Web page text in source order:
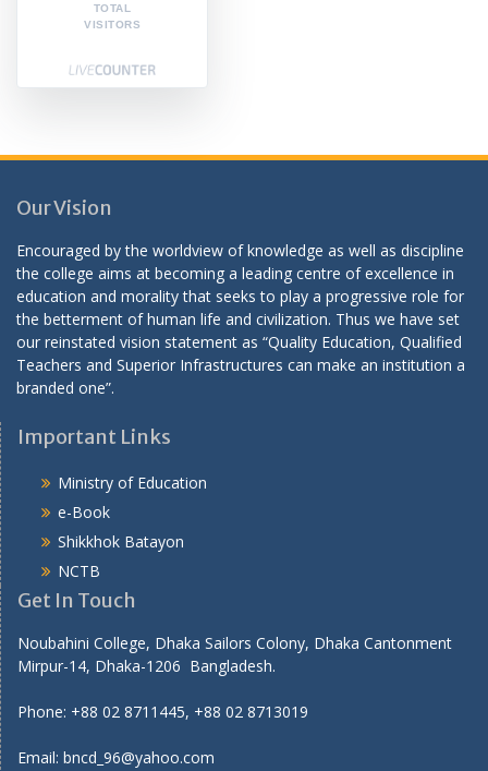
TOTAL
VISITORS
Our Vision
Encouraged by the worldview of knowledge as well as discipline
the college aims at becoming a leading centre of excellence in
education and morality that seeks to play a progressive role for
the betterment of human life and civilization. Thus we have set
our reinstated vision statement as “Quality Education, Qualified
Teachers and Superior Infrastructures can make an institution a
branded one”.
Important Links
Ministry of Education
e-Book
Shikkhok Batayon
NCTB
Get In Touch
Noubahini College, Dhaka Sailors Colony, Dhaka Cantonment
Mirpur-14, Dhaka-1206 Bangladesh.
Phone: +88 02 8711445, +88 02 8713019
Email: bncd_96@yahoo.com